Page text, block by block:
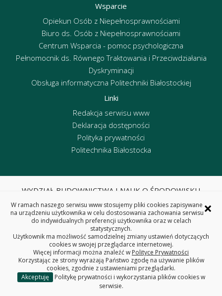
Wsparcie
Opiekun Osób z Niepełnosprawnościami
Biuro ds. Osób z Niepełnosprawnościami
Centrum Wsparcia - pomoc psychologiczna
Pełnomocnik ds. Równego Traktowania i Przeciwdziałania
Dyskryminacji
Obsługa informatyczna Politechniki Białostockiej
Linki
Redakcja serwisu www
Deklaracja dostępności
Polityka prywatności
Politechnika Białostocka
WYDZIAŁ BUDOWNICTWA I NAUK O ŚRODOWISKU
ul. Wiejska 45E, 15-351 Białystok
tel. centrala 85 746 95 60, fax 85 746 95 59
REGON: 000001672 NIP: 542-020-87-21
Copyright © 2025 Politechnika Białostocka
×
W ramach naszego serwisu www stosujemy pliki cookies zapisywane
na urządzeniu użytkownika w celu dostosowania zachowania serwisu
do indywidualnych preferencji użytkownika oraz w celach
statystycznych.
Użytkownik ma możliwość samodzielnej zmiany ustawień dotyczących
cookies w swojej przeglądarce internetowej.
Więcej informacji można znaleźć w Polityce Prywatności
Korzystając ze strony wyrażają Państwo zgodę na używanie plików
cookies, zgodnie z ustawieniami przeglądarki.
Akceptuję
Politykę prywatności i wykorzystania plików cookies w
serwisie.